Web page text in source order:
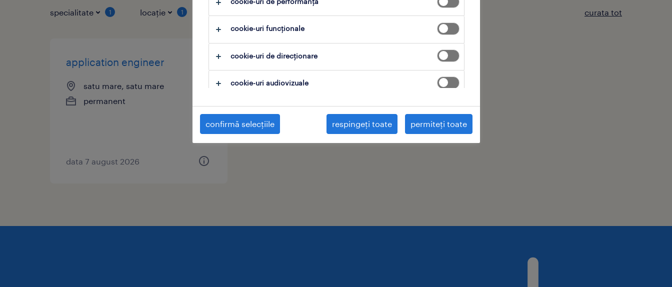
specialitate 1 locație 1 curata tot
application engineer
satu mare, satu mare
permanent
data 7 august 2026
cookie-uri funcționale
cookie-uri de direcționare
cookie-uri audiovizuale
confirmă selecțiile respingeți toate permiteți toate